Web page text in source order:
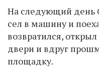
На следующий день
сел в машину и
возвратился,
двери и вдруг
площадку.